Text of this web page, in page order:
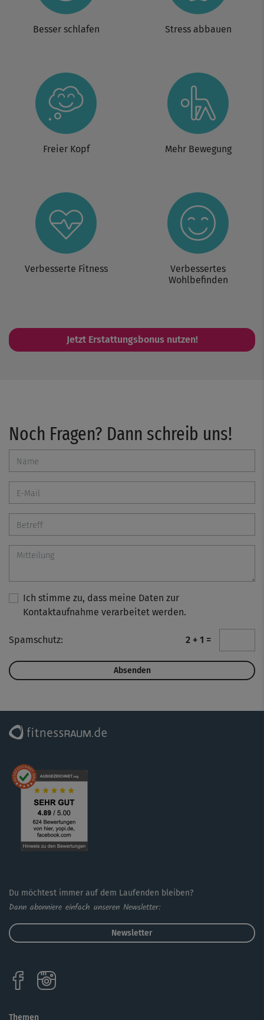
Besser schlafen Stress abbauen
Freier Kopf Mehr Bewegung
Verbesserte Fitness
Verbessertes
Wohlbefinden
Jetzt Erstattungsbonus nutzen!
Noch Fragen? Dann schreib uns!
Ich stimme zu, dass meine Daten zur
Kontaktaufnahme verarbeitet werden.
Spamschutz: 2 + 1 =
Du möchtest immer auf dem Laufenden bleiben?
Dann abonniere einfach unseren Newsletter:
Newsletter
Themen